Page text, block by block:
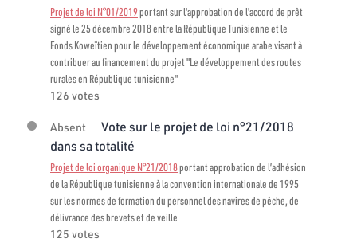
Projet de loi N°01/2019portant sur l'approbation de l'accord de prêt
signé le 25 décembre 2018 entre la République Tunisienne et le
Fonds Koweïtien pour le développement économique arabe visant à
contribuer au financement du projet "Le développement des routes
rurales en République tunisienne"
126 votes
Absent
Vote sur le projet de loi n°21/2018
dans sa totalité
Projet de loi organique N°21/2018portant approbation de l’adhésion
de la République tunisienne à la convention internationale de 1995
sur les normes de formation du personnel des navires de pêche, de
délivrance des brevets et de veille
125 votes